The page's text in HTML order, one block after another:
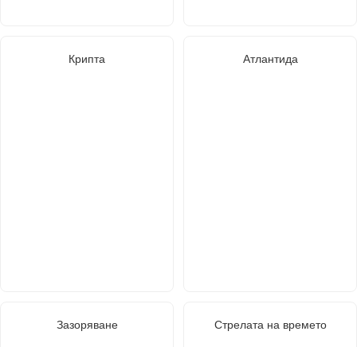
Крипта Атлантида
Зазоряване Стрелата на времето